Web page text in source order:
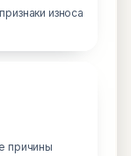
износа
причины